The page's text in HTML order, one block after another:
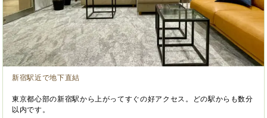
新宿駅近で地下直結
東京都心部の新宿駅から上がってすぐの好アクセス。どの駅からも数分
以内です。